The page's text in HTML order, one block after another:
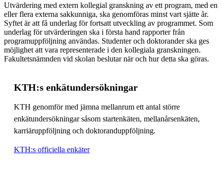
Utvärdering med extern kollegial granskning av ett program, med en
eller flera externa sakkunniga, ska genomföras minst vart sjätte år.
Syftet är att få underlag för fortsatt utveckling av programmet. Som
underlag för utvärderingen ska i första hand rapporter från
programuppföljning användas. Studenter och doktorander ska ges
möjlighet att vara representerade i den kollegiala granskningen.
Fakultetsnämnden vid skolan beslutar när och hur detta ska göras.
KTH:s enkätundersökningar
KTH genomför med jämna mellanrum ett antal större
enkätundersökningar såsom startenkäten, mellanårsenkäten,
karriäruppföljning och doktoranduppföljning.
KTH:s officiella enkäter